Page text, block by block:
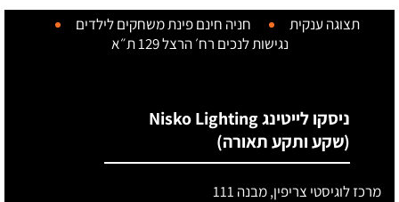
תצוגה ענקית חניה חינם פינת משחקים לילדים
נגישות לנכים רח׳ הרצל 129 ת״א
ניסקו לייטינג Nisko Lighting
(שקע ותקע תאורה)
מרכז לוגיסטי צריפין, מבנה 111